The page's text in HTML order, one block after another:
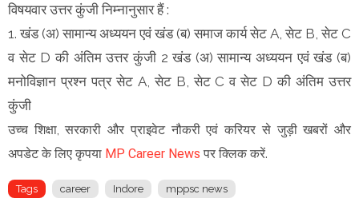
विषयवार उत्तर कुंजी निम्नानुसार हैं :
1. खंड (अ) सामान्य अध्ययन एवं खंड (ब) समाज कार्य सेट A, सेट B, सेट C
व सेट D की अंतिम उत्तर कुंजी 2 खंड (अ) सामान्य अध्ययन एवं खंड (ब)
मनोविज्ञान प्रश्न पत्र सेट A, सेट B, सेट C व सेट D की अंतिम उत्तर
कुंजी
उच्च शिक्षा, सरकारी और प्राइवेट नौकरी एवं करियर से जुड़ी खबरों और
अपडेट के लिए कृपया MP Career News पर क्लिक करें.
Tags career Indore mppsc news